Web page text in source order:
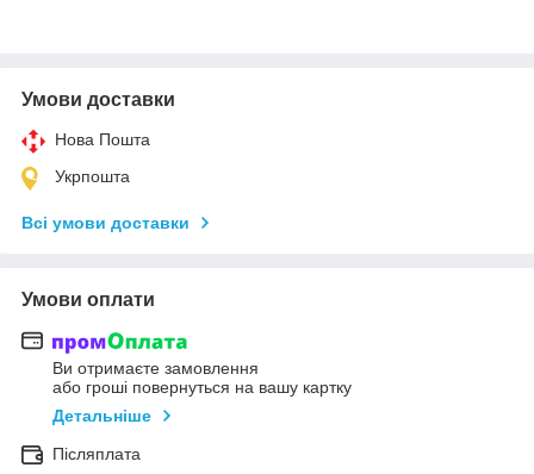
Умови доставки
Нова Пошта
Укрпошта
Всі умови доставки
Умови оплати
Ви отримаєте замовлення
або гроші повернуться на вашу картку
Детальніше
Післяплата